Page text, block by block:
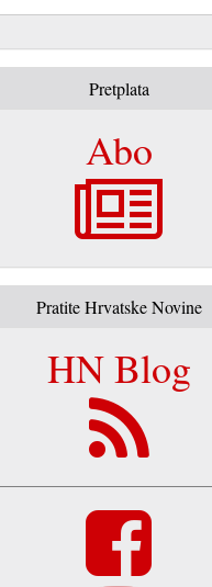
Pretplata
Abo
Pratite Hrvatske Novine
HN Blog